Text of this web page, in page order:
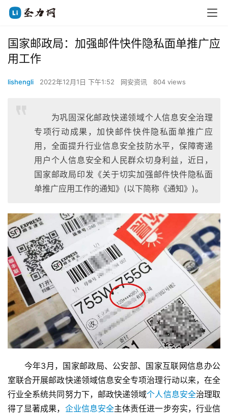
国家邮政局：加强邮件快件隐私面单推广应
用工作
lishengli 2022年12月1日 下午1:52 网安资讯 804 views
为巩固深化邮政快递领域个人信息安全治理
专项行动成果，加快邮件快件隐私面单推广应
用，全面提升行业信息安全技防水平，保障寄递
用户个人信息安全和人民群众切身利益，近日，
国家邮政局印发《关于切实加强邮件快件隐私面
单推广应用工作的通知》(以下简称《通知》)。
今年3月，国家邮政局、公安部、国家互联网信息办公
室联合开展邮政快递领域信息安全专项治理行动以来，在全
行业全系统共同努力下，邮政快递领域个人信息安全治理取
得了显著成果， 企业信息安全主体责任进一步夯实，行业信